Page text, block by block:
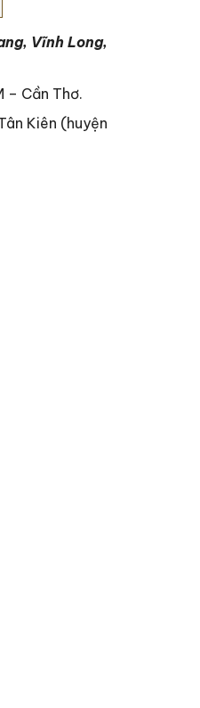
Vĩnh Long,
– Cần Thơ.
Kiên (huyện